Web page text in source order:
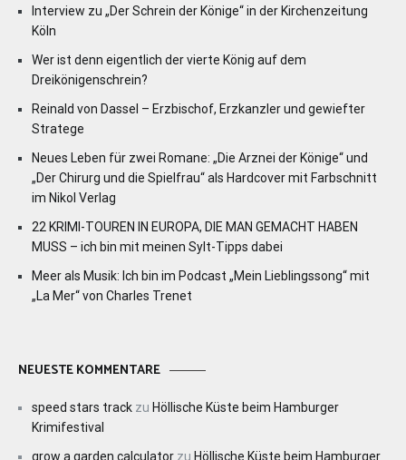
Interview zu „Der Schrein der Könige“ in der Kirchenzeitung
Köln
Wer ist denn eigentlich der vierte König auf dem
Dreikönigenschrein?
Reinald von Dassel – Erzbischof, Erzkanzler und gewiefter
Stratege
Neues Leben für zwei Romane: „Die Arznei der Könige“ und
„Der Chirurg und die Spielfrau“ als Hardcover mit Farbschnitt
im Nikol Verlag
22 KRIMI-TOUREN IN EUROPA, DIE MAN GEMACHT HABEN
MUSS – ich bin mit meinen Sylt-Tipps dabei
Meer als Musik: Ich bin im Podcast „Mein Lieblingssong“ mit
„La Mer“ von Charles Trenet
NEUESTE KOMMENTARE
speed stars track zu Höllische Küste beim Hamburger
Krimifestival
grow a garden calculator zu Höllische Küste beim Hamburger